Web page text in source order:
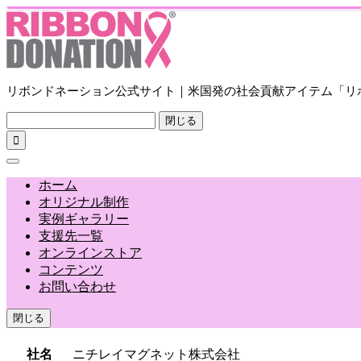
リボンドネーション公式サイト｜米国発の社会貢献アイテム「リ
閉じる

ホーム
オリジナル制作
実例ギャラリー
支援先一覧
オンラインストア
コンテンツ
お問い合わせ
閉じる
社名 ニチレイマグネット株式会社